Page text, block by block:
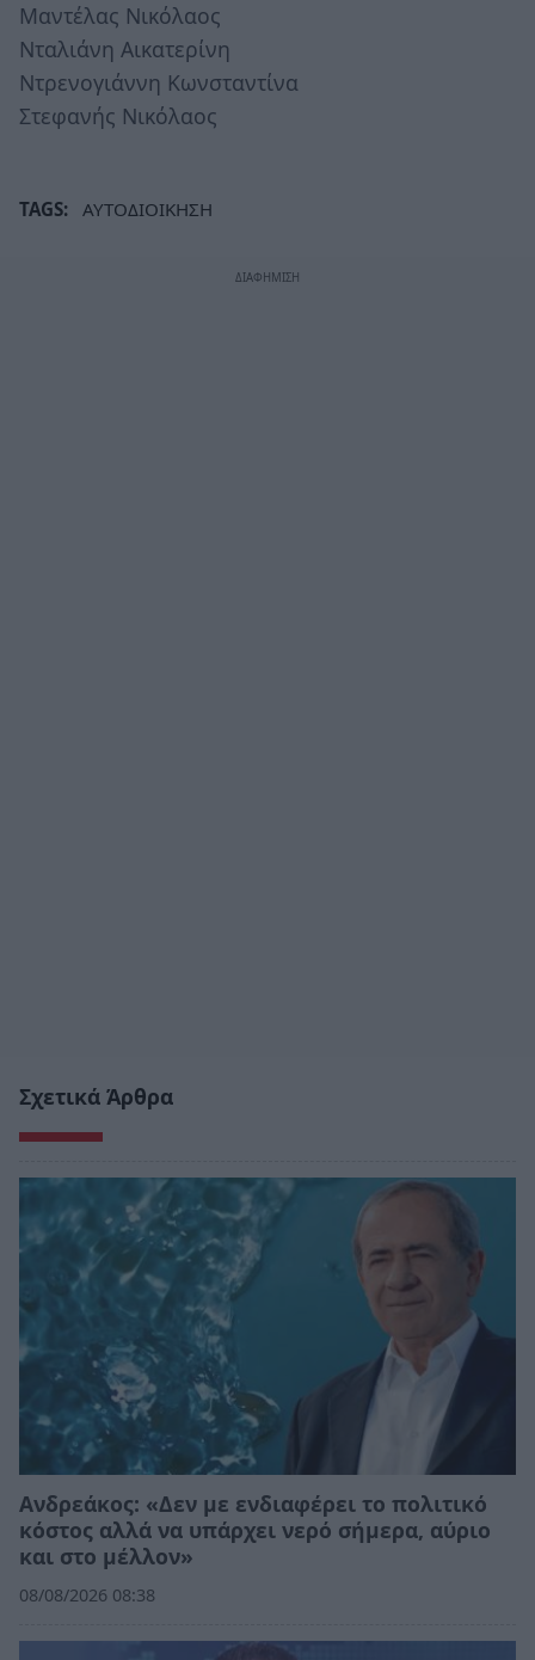
Μαντέλας Νικόλαος
Νταλιάνη Αικατερίνη
Ντρενογιάννη Κωνσταντίνα
Στεφανής Νικόλαος
TAGS: ΑΥΤΟΔΙΟΙΚΗΣΗ
Σχετικά Άρθρα
Ανδρεάκος: «Δεν με ενδιαφέρει το πολιτικό
κόστος αλλά να υπάρχει νερό σήμερα, αύριο
και στο μέλλον»
08/08/2026 08:38